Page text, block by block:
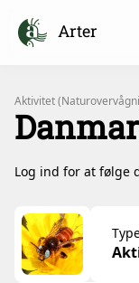
Arter
Aktivitet
Log ind for at følge